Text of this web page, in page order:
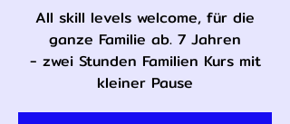
All skill levels welcome, für die
ganze Familie ab. 7 Jahren
- zwei Stunden Familien Kurs mit
kleiner Pause